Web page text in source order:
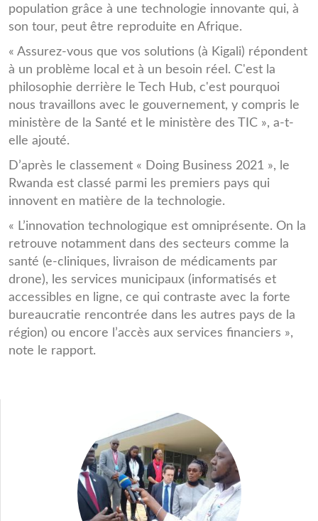
population grâce à une technologie innovante qui, à
son tour, peut être reproduite en Afrique.
« Assurez-vous que vos solutions (à Kigali) répondent
à un problème local et à un besoin réel. C'est la
philosophie derrière le Tech Hub, c'est pourquoi
nous travaillons avec le gouvernement, y compris le
ministère de la Santé et le ministère des TIC », a-t-
elle ajouté.
D’après le classement « Doing Business 2021 », le
Rwanda est classé parmi les premiers pays qui
innovent en matière de la technologie.
« L’innovation technologique est omniprésente. On la
retrouve notamment dans des secteurs comme la
santé (e-cliniques, livraison de médicaments par
drone), les services municipaux (informatisés et
accessibles en ligne, ce qui contraste avec la forte
bureaucratie rencontrée dans les autres pays de la
région) ou encore l’accès aux services financiers »,
note le rapport.